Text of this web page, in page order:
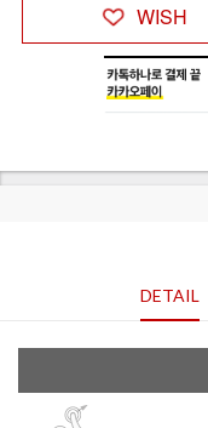
WISH
DETAIL